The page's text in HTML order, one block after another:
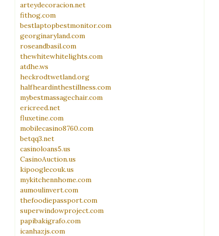
arteydecoracion.net
fithog.com
bestlaptopbestmonitor.com
georginaryland.com
roseandbasil.com
thewhitewhitelights.com
atdhe.ws
heckrodtwetland.org
halfheardinthestillness.com
mybestmassagechair.com
ericreed.net
fluxetine.com
mobilecasino8760.com
betqq3.net
casinoloans5.us
CasinoAuction.us
kipooglecouk.us
mykitchennhome.com
aumoulinvert.com
thefoodiepassport.com
superwindowproject.com
papibakigrafo.com
icanhazjs.com